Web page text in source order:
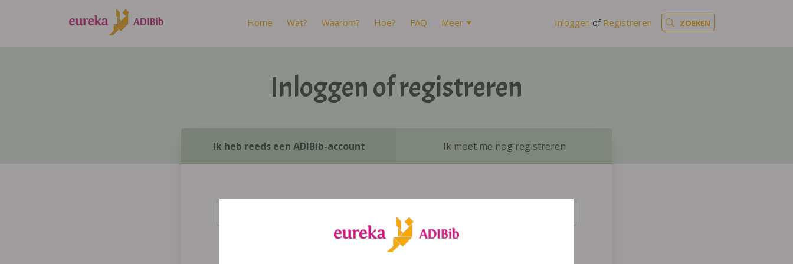
Home Wat? Waarom? Hoe? FAQ Meer Inloggen of Registreren ZOEKEN
Inloggen of registreren
Ik heb reeds een ADIBib-account Ik moet me nog registreren
Inloggen